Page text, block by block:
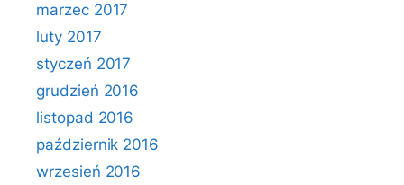
marzec 2017
luty 2017
styczeń 2017
grudzień 2016
listopad 2016
październik 2016
wrzesień 2016